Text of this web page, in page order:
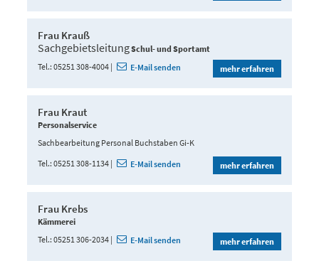
Frau Krauß
SachgebietsleitungSchul- und Sportamt
Tel. 05251 308-4004 E-Mail senden mehr erfahren
Frau Kraut
Personalservice
Sachbearbeitung Personal Buchstaben Gi-K
Tel. 05251 308-1134 E-Mail senden mehr erfahren
Frau Krebs
Kämmerei
Tel. 05251 306-2034 E-Mail senden mehr erfahren